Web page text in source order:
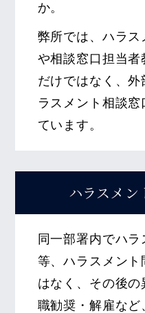
か。
弊所では、ハラ
や相談窓口担当
だけではなく、
ラスメント相談
ています。
ハラスメン
同一部署内でハ
等、ハラスメン
はなく、その後
職勧奨・解雇な